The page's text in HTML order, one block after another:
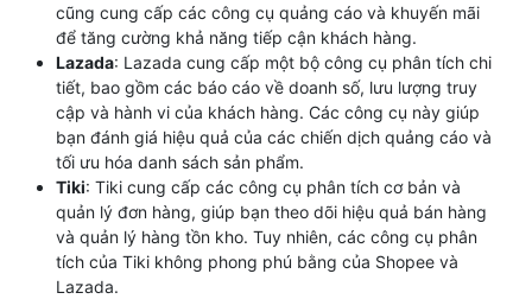
cũng cung cấp các công cụ quảng cáo và khuyến mãi
để tăng cường khả năng tiếp cận khách hàng.
Lazada: Lazada cung cấp một bộ công cụ phân tích chi
tiết, bao gồm các báo cáo về doanh số, lưu lượng truy
cập và hành vi của khách hàng. Các công cụ này giúp
bạn đánh giá hiệu quả của các chiến dịch quảng cáo và
tối ưu hóa danh sách sản phẩm.
Tiki: Tiki cung cấp các công cụ phân tích cơ bản và
quản lý đơn hàng, giúp bạn theo dõi hiệu quả bán hàng
và quản lý hàng tồn kho. Tuy nhiên, các công cụ phân
tích của Tiki không phong phú bằng của Shopee và
Lazada.